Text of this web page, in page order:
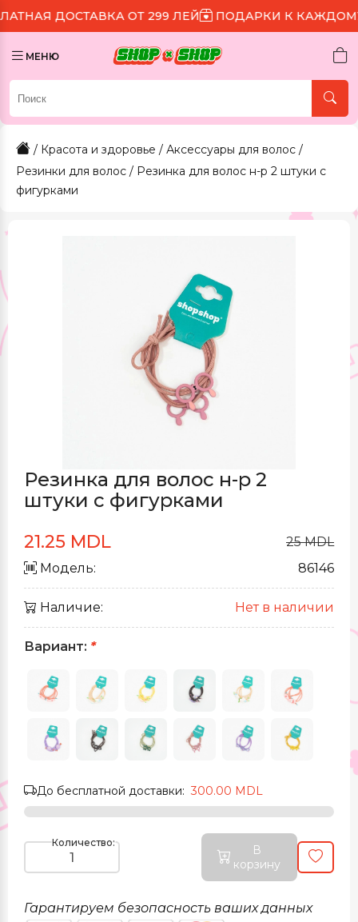
ОТ 299 ЛЕЙ ПОДАРКИ К КАЖДОМУ
МЕНЮ
/ Красота и здоровье / Аксессуары для волос /
Резинки для волос / Резинка для волос н-р 2 штуки с
фигурками
Резинка для волос н-р 2
штуки с фигурками
21.25 MDL
25 MDL
Модель:
86146
Наличие: Нет в наличии
Вариант: *
До бесплатной доставки:300.00 MDL
Количество:
В
корзину
Гарантируем безопасность ваших данных